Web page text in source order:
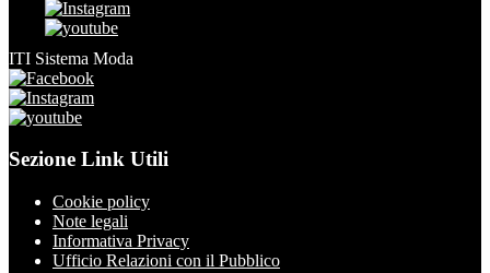
ITI Sistema Moda
Sezione Link Utili
Cookie policy
Note legali
Informativa Privacy
Ufficio Relazioni con il Pubblico